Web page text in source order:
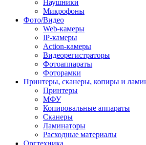
Наушники
Микрофоны
Фото/Видео
Web-камеры
IP-камеры
Action-камеры
Видеорегистраторы
Фотоаппараты
Фоторамки
Принтеры, сканеры, копиры и
Принтеры
МФУ
Копировальные аппараты
Сканеры
Ламинаторы
Расходные материалы
Оргтехника